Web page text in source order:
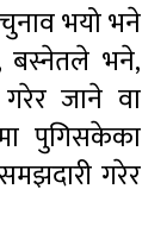
भयो भने
बस्नेतले भने,
गरेर जाने वा
पुगिसकेका
गरेर